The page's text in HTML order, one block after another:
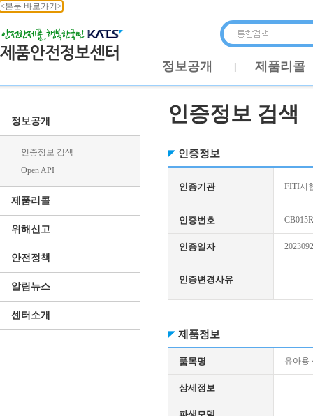
<본문 바로가기>
정보공개 제품리콜
정보공개
인증정보 검색
Open API
제품리콜
위해신고
안전정책
알림뉴스
센터소개
인증정보 검색
인증정보
인증기관 FITI시
인증번호
인증일자
인증변경사유
제품정보
품목명 유아용
상세정보